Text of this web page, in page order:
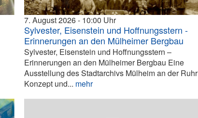
7. August 2026 10:00
Sylvester, Eisenstein und Hoffnungsstern -
Erinnerungen an den Mülheimer Bergbau
Sylvester, Eisenstein und Hoffnungsstern –
Erinnerungen an den Mülheimer Bergbau Eine
Ausstellung des Stadtarchivs Mülheim an der Ruhr
Konzept und... mehr